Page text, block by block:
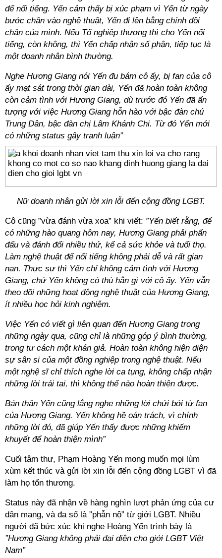
để nổi tiếng. Yến cảm thấy bị xúc phạm vì Yến từ ngày
bước chân vào nghệ thuật, Yến đi lên bằng chính đôi
chân của mình. Nếu Tổ nghiệp thương thì cho Yến nổi
tiếng, còn không, thì Yến chấp nhận số phận, tiếp tục là
một doanh nhân bình thường.
Nghe Hương Giang nói Yến đu bám cô ấy, bị fan của cô
ấy mạt sát trong thời gian dài, Yến đã hoàn toàn không
còn cảm tình với Hương Giang, dù trước đó Yến đã ấn
tượng với việc Hương Giang hỗn hào với bậc đàn chú
Trung Dân, bậc đàn chị Lâm Khánh Chi. Từ đó Yến mới
có những status gây tranh luận”
Nữ doanh nhân gửi lời xin lỗi đến cộng đồng LGBT.
Cô cũng ”vừa đánh vừa xoa” khi viết: ”Yến biết rằng, để
có những hào quang hôm nay, Hương Giang phải phấn
đấu và đánh đổi nhiều thứ, kể cả sức khỏe và tuổi thọ.
Làm nghệ thuật để nổi tiếng không phải dễ và rất gian
nan. Thực sự thì Yến chỉ không cảm tình với Hương
Giang, chứ Yến không có thù hằn gì với cô ấy. Yến vẫn
theo dõi những hoạt động nghệ thuật của Hương Giang,
ít nhiều học hỏi kinh nghiệm.
Việc Yến có viết gì liên quan đến Hương Giang trong
những ngày qua, cũng chỉ là những góp ý bình thường,
trong tư cách một khán giả. Hoàn toàn không hiện diện
sự sân si của một đồng nghiệp trong nghệ thuật. Nếu
một nghệ sĩ chỉ thích nghe lời ca tụng, không chấp nhận
những lời trái tai, thì không thể nào hoàn thiện được.
Bản thân Yến cũng lắng nghe những lời chửi bới từ fan
của Hương Giang. Yến không hề oán trách, vì chính
những lời đó, đã giúp Yến thấy được những khiếm
khuyết để hoàn thiện mình”
Cuối tâm thư, Phạm Hoàng Yến mong muốn mọi lùm
xùm kết thúc và gửi lời xin lỗi đến cộng đồng LGBT vì đã
làm họ tổn thương.
Status này đã nhận về hàng nghìn lượt phản ứng của cư
dân mạng, và đa số là ”phẫn nộ” từ giới LGBT. Nhiều
người đã bức xúc khi nghe Hoàng Yến trình bày là
”Hương Giang không phải đại diện cho giới LGBT Việt
Nam”